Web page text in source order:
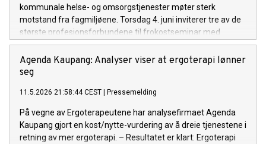
kommunale helse- og omsorgstjenester møter sterk
motstand fra fagmiljøene. Torsdag 4. juni inviterer tre av de
største profesjonsforbundene til frokostseminar med
politikere for å belyse konsekvensene.
Agenda Kaupang: Analyser viser at ergoterapi lønner
seg
11.5.2026 21:58:44 CEST | Pressemelding
På vegne av Ergoterapeutene har analysefirmaet Agenda
Kaupang gjort en kost/nytte-vurdering av å dreie tjenestene i
retning av mer ergoterapi. – Resultatet er klart: Ergoterapi